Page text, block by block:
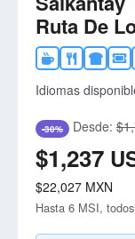
Ruta De
Idiomas
-30% Desde:
$1,237
$22,027 MXN
Hasta 6 MSI,